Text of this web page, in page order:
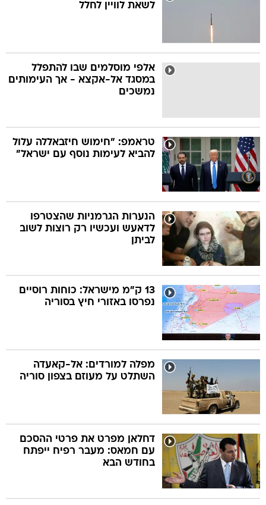
לשאת לוויין לחלל
אלפי מוסלמים שבו להתפלל
במסגד אל-אקצא - אך העימותים
נמשכים
טראמפ: "חימוש חיזבאללה עלול
להביא לעימות נוסף עם ישראל"
הנערות הגרמניות שהצטרפו
לדאעש ועכשיו רק רוצות לשוב
לביתן
13 ק"מ מישראל: כוחות רוסיים
נפרסו באזורי חיץ בסוריה
מפלה למורדים: אל-קאעדה
השתלט על מעוזם בצפון סוריה
דחלאן מפרט את פרטי ההסכם
עם חמאס: מעבר רפיח ייפתח
בחודש הבא